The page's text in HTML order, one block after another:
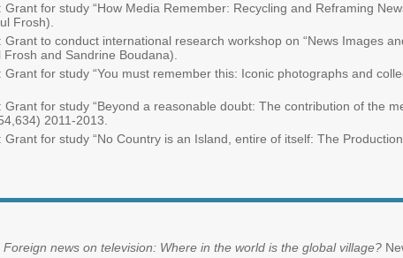
for study “How Media Remember: Recycling and Reframing
Frosh).
to conduct international research workshop on “News Images
and Sandrine Boudana).
for study “You must remember this: Iconic photographs and
Grant for study “Beyond a reasonable doubt: The contribution of the
2011-2013.
for study “No Country is an Island, entire of itself: The
Foreign news on television: Where in the world is the global village?